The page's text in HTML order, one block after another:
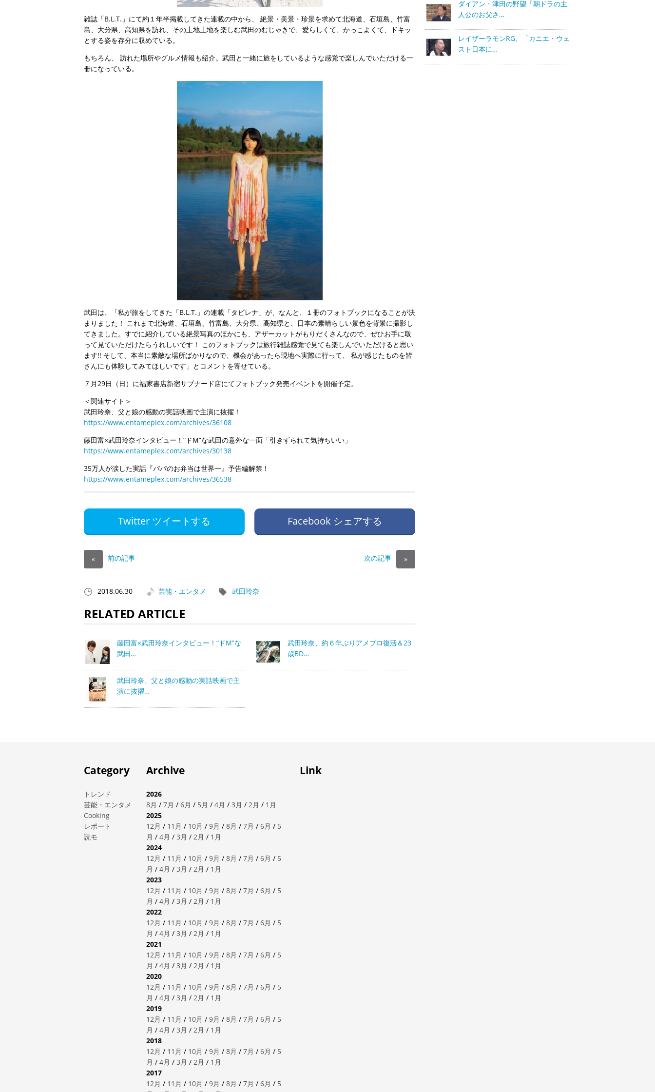
雑誌「B.L.T.」にて約１年半掲載してきた連載の中から、 絶景・美景・珍景を求めて北海道、石垣島、竹富
島、大分県、高知県を訪れ、その土地土地を楽しむ武田のむじゃきで、愛らしくて、かっこよくて、ドキッ
とする姿を存分に収めている。
もちろん、 訪れた場所やグルメ情報も紹介。武田と一緒に旅をしているような感覚で楽しんでいただける一
冊になっている。
武田は、「私が旅をしてきた「B.L.T.」の連載「タビレナ」が、なんと、１冊のフォトブックになることが決
まりました！ これまで北海道、石垣島、竹富島、大分県、高知県と、日本の素晴らしい景色を背景に撮影し
てきました。すでに紹介している絶景写真のほかにも、アザーカットがもりだくさんなので、ぜひお手に取
って見ていただけたらうれしいです！ このフォトブックは旅行雑誌感覚で見ても楽しんでいただけると思い
ます!! そして、本当に素敵な場所ばかりなので、機会があったら現地へ実際に行って、 私が感じたものを皆
さんにも体験してみてほしいです」とコメントを寄せている。
７月29日（日）に福家書店新宿サブナード店にてフォトブック発売イベントを開催予定。
＜関連サイト＞
武田玲奈、父と娘の感動の実話映画で主演に抜擢！
https://www.entameplex.com/archives/36108
藤田富×武田玲奈インタビュー！“ドM”な武田の意外な一面「引きずられて気持ちいい」
https://www.entameplex.com/archives/30138
35万人が涙した実話『パパのお弁当は世界一』予告編解禁！
https://www.entameplex.com/archives/36538
Twitter ツイートする Facebook シェアする
« 前の記事 次の記事 »
2018.06.30 芸能・エンタメ 武田玲奈
RELATED ARTICLE
藤田富×武田玲奈インタビュー！“ドM”な
武田…
武田玲奈、約６年ぶりアメブロ復活＆23
歳BD…
武田玲奈、父と娘の感動の実話映画で主
演に抜擢…
ダイアン・津田の野望「朝ドラの主
人公のお父さ…
レイザーラモンRG、「カニエ・ウェ
スト日本に…
Category
トレンド
芸能・エンタメ
Cooking
レポート
読モ
Archive
2026
8月 / 7月 / 6月 / 5月 / 4月 / 3月 / 2月 / 1月
2025
12月 / 11月 / 10月 / 9月 / 8月 / 7月 / 6月 / 5
月 / 4月 / 3月 / 2月 / 1月
2024
12月 / 11月 / 10月 / 9月 / 8月 / 7月 / 6月 / 5
月 / 4月 / 3月 / 2月 / 1月
2023
12月 / 11月 / 10月 / 9月 / 8月 / 7月 / 6月 / 5
月 / 4月 / 3月 / 2月 / 1月
2022
12月 / 11月 / 10月 / 9月 / 8月 / 7月 / 6月 / 5
月 / 4月 / 3月 / 2月 / 1月
2021
12月 / 11月 / 10月 / 9月 / 8月 / 7月 / 6月 / 5
月 / 4月 / 3月 / 2月 / 1月
2020
12月 / 11月 / 10月 / 9月 / 8月 / 7月 / 6月 / 5
月 / 4月 / 3月 / 2月 / 1月
2019
12月 / 11月 / 10月 / 9月 / 8月 / 7月 / 6月 / 5
月 / 4月 / 3月 / 2月 / 1月
2018
12月 / 11月 / 10月 / 9月 / 8月 / 7月 / 6月 / 5
月 / 4月 / 3月 / 2月 / 1月
2017
12月 / 11月 / 10月 / 9月 / 8月 / 7月 / 6月 / 5
Link